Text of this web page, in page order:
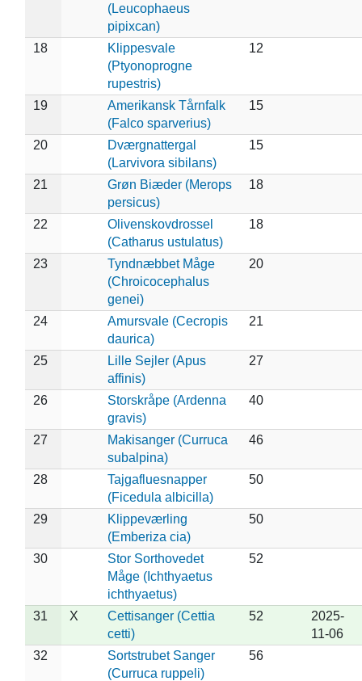
(Leucophaeus
pipixcan)
18
Klippesvale
(Ptyonoprogne
rupestris)
12
19
Amerikansk Tårnfalk
(Falco sparverius)
15
20
Dværgnattergal
(Larvivora sibilans)
15
21
Grøn Biæder (Merops
persicus)
18
22
Olivenskovdrossel
(Catharus ustulatus)
18
23
Tyndnæbbet Måge
(Chroicocephalus
genei)
20
24
Amursvale (Cecropis
daurica)
21
25
Lille Sejler (Apus
affinis)
27
26
Storskråpe (Ardenna
gravis)
40
27
Makisanger (Curruca
subalpina)
46
28
Tajgafluesnapper
(Ficedula albicilla)
50
29
Klippeværling
(Emberiza cia)
50
30
Stor Sorthovedet
Måge (Ichthyaetus
ichthyaetus)
52
31 X
Cettisanger (Cettia
cetti)
52
2025-
11-06
32
Sortstrubet Sanger
(Curruca ruppeli)
56